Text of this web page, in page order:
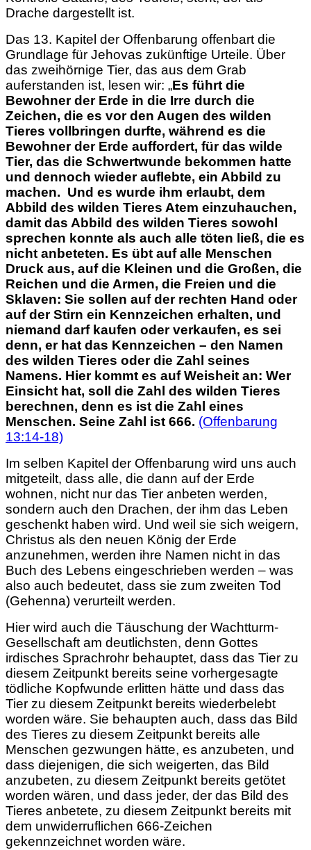
Drache dargestellt ist.
Das 13. Kapitel der Offenbarung offenbart die
Grundlage für Jehovas zukünftige Urteile. Über
das zweihörnige Tier, das aus dem Grab
auferstanden ist, lesen wir: „Es führt die
Bewohner der Erde in die Irre durch die
Zeichen, die es vor den Augen des wilden
Tieres vollbringen durfte, während es die
Bewohner der Erde auffordert, für das wilde
Tier, das die Schwertwunde bekommen hatte
und dennoch wiederauflebte, ein Abbild zu
machen. Und es wurde ihm erlaubt, dem
Abbild des wilden Tieres Atem einzuhauchen,
damit das Abbild des wilden Tieres sowohl
sprechen konnte als auch alle töten ließ, die es
nicht anbeteten. Es übt auf alle Menschen
Druck aus, auf die Kleinen und die Großen, die
Reichen und die Armen, die Freien und die
Sklaven: Sie sollen auf der rechten Hand oder
auf der Stirn ein Kennzeichen erhalten, und
niemand darf kaufen oder verkaufen, es sei
denn, er hat das Kennzeichen – den Namen
des wilden Tieres oder die Zahl seines
Namens. Hier kommt es auf Weisheit an: Wer
Einsicht hat, soll die Zahl des wilden Tieres
berechnen, denn es ist die Zahl eines
Menschen. Seine Zahl ist 666. (Offenbarung
13:14-18)
Im selben Kapitel der Offenbarung wird uns auch
mitgeteilt, dass alle, die dann auf der Erde
wohnen, nicht nur das Tier anbeten werden,
sondern auch den Drachen, der ihm das Leben
geschenkt haben wird. Und weil sie sich weigern,
Christus als den neuen König der Erde
anzunehmen, werden ihre Namen nicht in das
Buch des Lebens eingeschrieben werden – was
also auch bedeutet, dass sie zum zweiten Tod
(Gehenna) verurteilt werden.
Hier wird auch die Täuschung der Wachtturm-
Gesellschaft am deutlichsten, denn Gottes
irdisches Sprachrohr behauptet, dass das Tier zu
diesem Zeitpunkt bereits seine vorhergesagte
tödliche Kopfwunde erlitten hätte und dass das
Tier zu diesem Zeitpunkt bereits wiederbelebt
worden wäre. Sie behaupten auch, dass das Bild
des Tieres zu diesem Zeitpunkt bereits alle
Menschen gezwungen hätte, es anzubeten, und
dass diejenigen, die sich weigerten, das Bild
anzubeten, zu diesem Zeitpunkt bereits getötet
worden wären, und dass jeder, der das Bild des
Tieres anbetete, zu diesem Zeitpunkt bereits mit
dem unwiderruflichen 666-Zeichen
gekennzeichnet worden wäre.